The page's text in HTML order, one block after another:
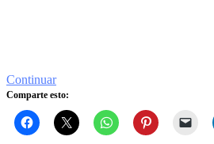
Continuar
Comparte esto: